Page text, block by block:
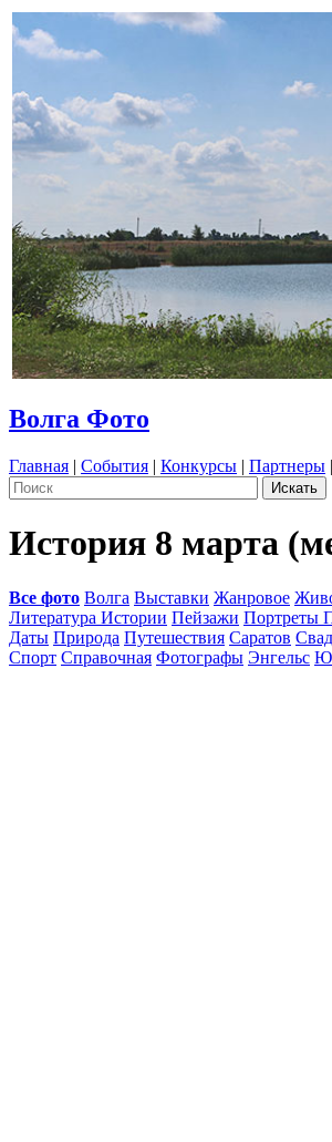
Волга Фото
Главная | События | Конкурсы | Партнеры |
История 8 марта
Все фото Волга Выставки Жанровое
Литература Истории Пейзажи Портреты
Даты Природа Путешествия Саратов
Спорт Справочная Фотографы Энгельс